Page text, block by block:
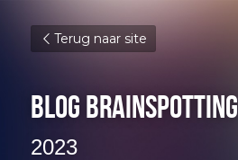
Terug naar site
Blog Brainspotting
2023